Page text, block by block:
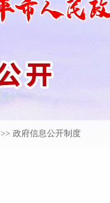
>> 政府信息公开制度